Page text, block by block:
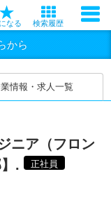
なる 検索履歴
から
情報・求人一覧
ニア（フロン
.
正社員